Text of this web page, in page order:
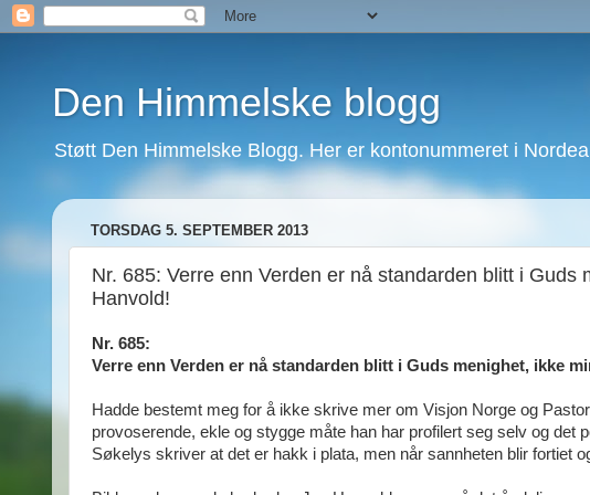
Den Himmelske blogg
Støtt Den Himmelske Blogg. Her er kontonummeret i
TORSDAG 5. SEPTEMBER 2013
Nr. 685: Verre enn Verden er nå standarden blitt i
Hanvold!
Nr. 685:
Verre enn Verden er nå standarden blitt i Guds menighet, ikke
Hadde bestemt meg for å ikke skrive mer om Visjon Norge og
provoserende, ekle og stygge måte han har profilert seg selv og det
Søkelys skriver at det er hakk i plata, men når sannheten blir fortiet